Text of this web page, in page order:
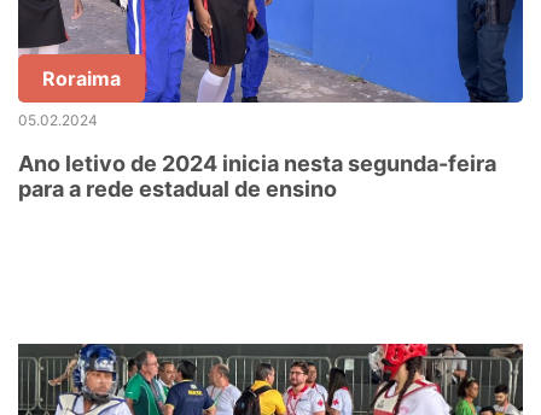
Roraima
05.02.2024
Ano letivo de 2024 inicia nesta segunda-feira
para a rede estadual de ensino